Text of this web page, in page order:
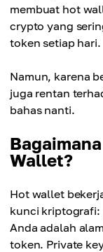
membuat hot
crypto yang
token setiap hari.
Namun, karena
juga rentan
bahas nanti.
Wallet?
Hot wallet
kunci kriptografi:
Anda adalah
token. Private